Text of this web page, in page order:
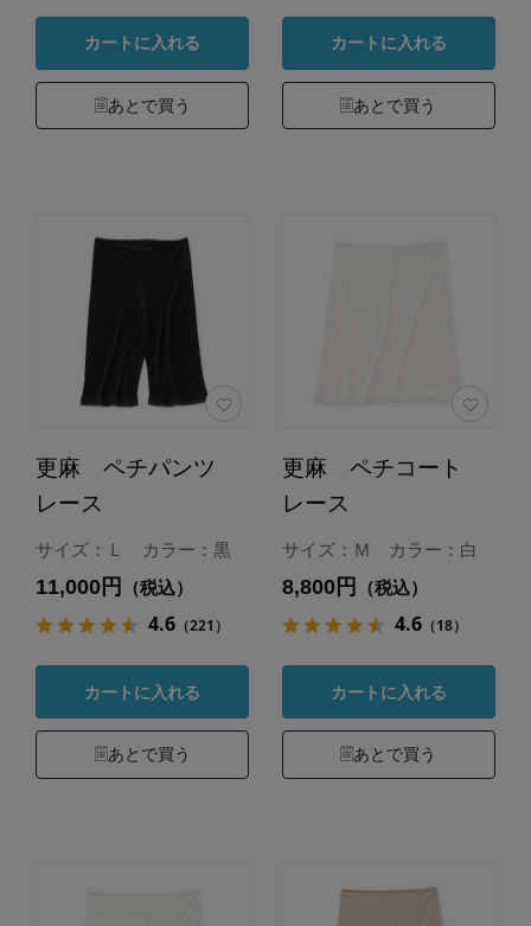
カートに入れる
あとで買う
カートに入れる
あとで買う
更麻 ペチパンツ
レース
サイズ：Ｌ カラー：黒
11,000円 （税込）
4.6（221）
カートに入れる
あとで買う
更麻 ペチコート
レース
サイズ：Ｍ カラー：白
8,800円 （税込）
4.6（18）
カートに入れる
あとで買う